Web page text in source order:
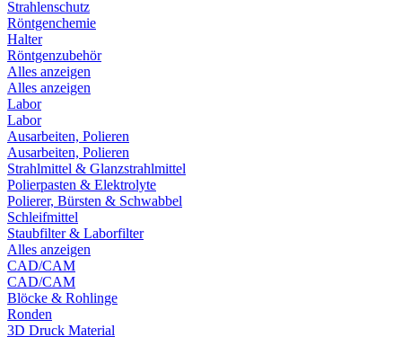
Strahlenschutz
Röntgenchemie
Halter
Röntgenzubehör
Alles anzeigen
Alles anzeigen
Labor
Labor
Ausarbeiten, Polieren
Ausarbeiten, Polieren
Strahlmittel & Glanzstrahlmittel
Polierpasten & Elektrolyte
Polierer, Bürsten & Schwabbel
Schleifmittel
Staubfilter & Laborfilter
Alles anzeigen
CAD/CAM
CAD/CAM
Blöcke & Rohlinge
Ronden
3D Druck Material